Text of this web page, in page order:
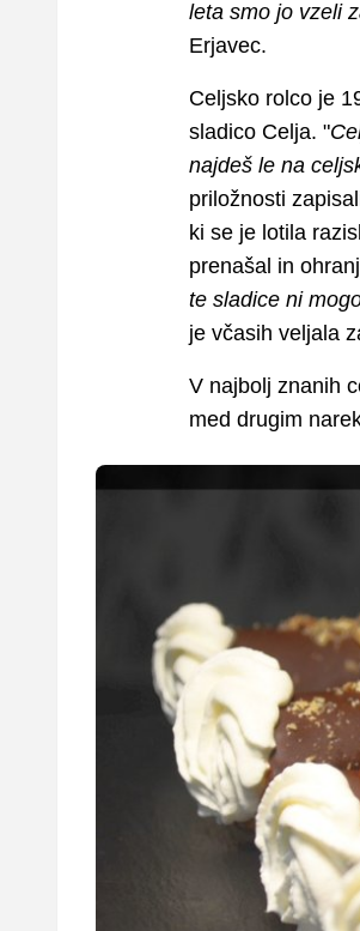
leta smo jo vzeli
Erjavec.
Celjsko rolco je
sladico Celja. "
najdeš le na
priložnosti
ki se je lotila
prenašal in
te sladice ni
je včasih veljala
V najbolj znanih
med drugim